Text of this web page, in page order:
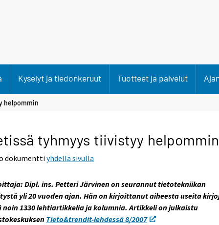
Kyselyt ja tiedonkeruut Tuotteet ja palvelut
helpommin
tyhmyys tiivistyy helpommin
dokumenttiyhdellä sivulla
Dipl. ins. Petteri Järvinen on seurannut tietotekniikan
yli 20 vuoden ajan. Hän on kirjoittanut aiheesta useita
noin 1330 lehtiartikkelia ja kolumnia. Artikkeli on julkaistu
Tieto&trendit-lehdessä 8/2007